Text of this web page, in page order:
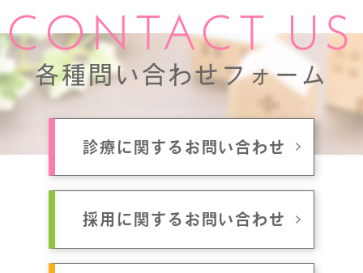
CONTACT US
各種問い合わせフォーム
診療に関するお問い合わせ
採用に関するお問い合わせ